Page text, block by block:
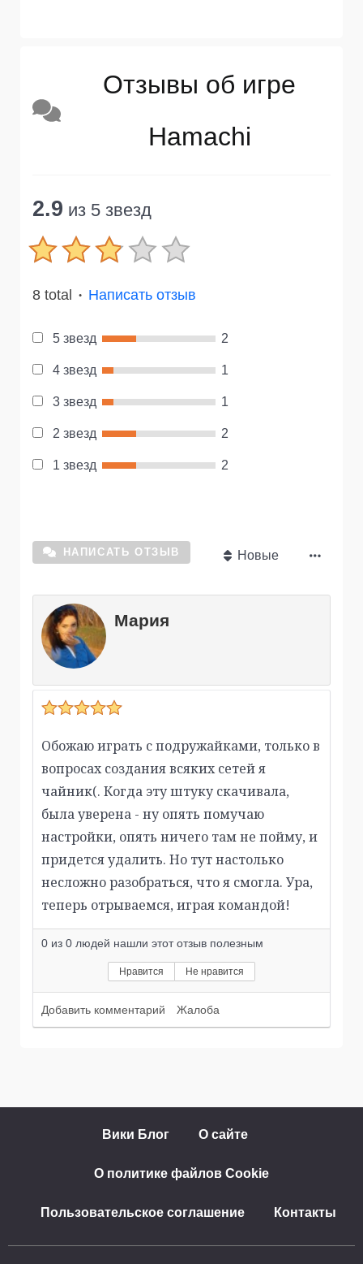
Отзывы об игре
Hamachi
2.9 из 5 звезд
8 total ● Написать отзыв
5 звезд 2
4 звезд 1
3 звезд 1
2 звезд 2
1 звезд 2
НАПИСАТЬ ОТЗЫВ Новые
Мария
Обожаю играть с подружайками, только в
вопросах создания всяких сетей я
чайник(. Когда эту штуку скачивала,
была уверена - ну опять помучаю
настройки, опять ничего там не пойму, и
придется удалить. Но тут настолько
несложно разобраться, что я смогла. Ура,
теперь отрываемся, играя командой!
0 из 0 людей нашли этот отзыв полезным
Нравится Не нравится
Добавить комментарий Жалоба
Вики Блог О сайте
О политике файлов Cookie
Пользовательское соглашение Контакты